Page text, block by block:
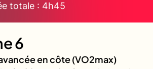
totale : 4h45
6
en côte (VO2max)